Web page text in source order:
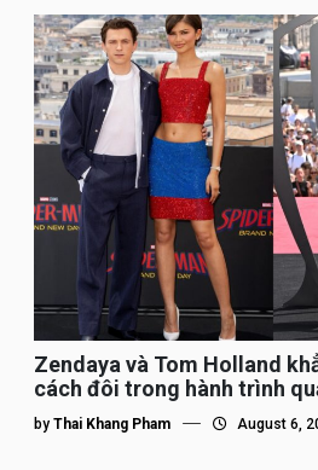
Zendaya và Tom Holland
cách đôi trong hành trình
by Thai Khang Pham August 6,